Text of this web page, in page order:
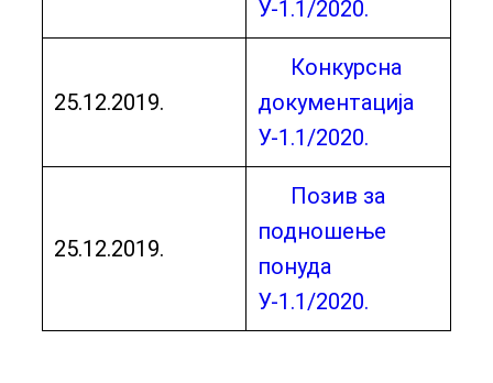
У-1.1/2020.
25.12.2019.
Конкурсна
документација
У-1.1/2020.
25.12.2019.
Позив за
подношење
понуда
У-1.1/2020.